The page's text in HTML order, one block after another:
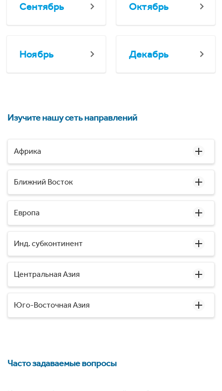
Сентябрь Октябрь
Ноябрь Декабрь
Изучите нашу сеть направлений
Африка
Ближний Восток
Европа
Инд. субконтинент
Центральная Азия
Юго-Восточная Азия
Часто задаваемые вопросы